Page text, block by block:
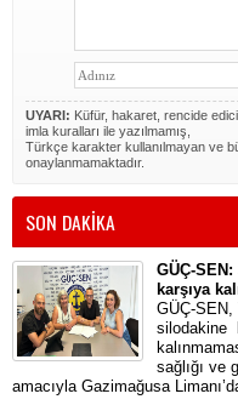
UYARI: Küfür, hakaret, rencide
imla kuralları ile yazılmamış,
Türkçe karakter kullanılmayan ve
onaylanmamaktadır.
SON DAKİKA
GÜÇ-
karşıya
GÜÇ-SEN,
silodakine
sağlığı ve
amacıyla Gazimağusa